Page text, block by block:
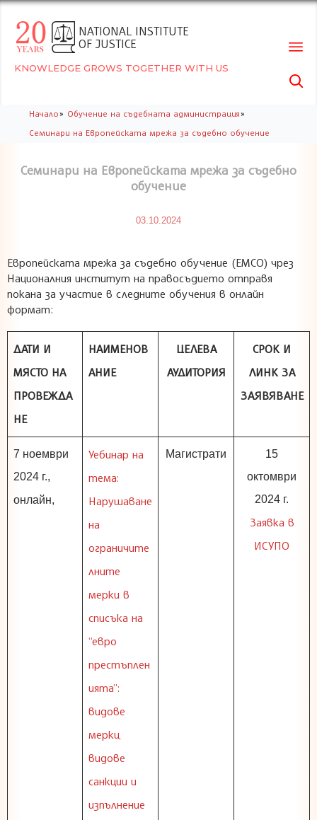
NATIONAL INSTITUTE
OF JUSTICE
KNOWLEDGE GROWS TOGETHER WITH US

Начало» Обучение на съдебната администрация»
Семинари на Европейската мрежа за съдебно обучение
Семинари на Европейската мрежа за съдебно
обучение
03.10.2024
Европейската мрежа за съдебно обучение (ЕМСО) чрез
Националния институт на правосъдието отправя
покана за участие в следните обучения в онлайн
формат:
ДАТИ И
МЯСТО НА
ПРОВЕЖДА
НЕ
НАИМЕНОВ
АНИЕ
ЦЕЛЕВА
АУДИТОРИЯ
СРОК И
ЛИНК ЗА
ЗАЯВЯВАНЕ
7 ноември
2024 г.,
онлайн,
Уебинар на
тема:
Нарушаване
на
ограничите
лните
мерки в
списъка на
“евро
престъплен
ията”:
видове
мерки,
видове
санкции и
изпълнение
Магистрати
15
октомври
2024 г.
Заявка в
ИСУПО